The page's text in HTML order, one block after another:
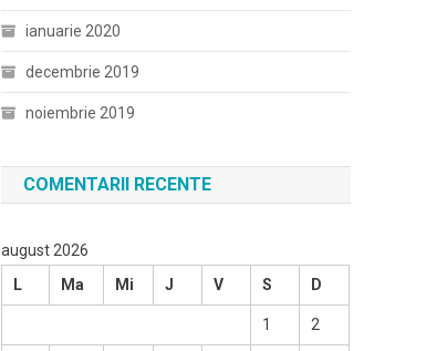
ianuarie 2020
decembrie 2019
noiembrie 2019
COMENTARII RECENTE
august 2026
L
Ma Mi J V S D
1 2